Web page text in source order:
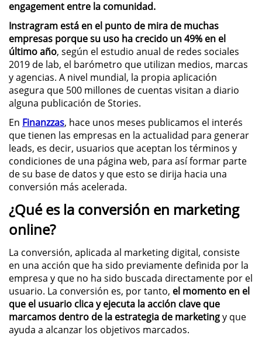
engagement entre la comunidad.
Instragram está en el punto de mira de muchas
empresas porque su uso ha crecido un 49% en el
último año, según el estudio anual de redes sociales
2019 de lab, el barómetro que utilizan medios, marcas
y agencias. A nivel mundial, la propia aplicación
asegura que 500 millones de cuentas visitan a diario
alguna publicación de Stories.
En Finanzzas, hace unos meses publicamos el interés
que tienen las empresas en la actualidad para generar
leads, es decir, usuarios que aceptan los términos y
condiciones de una página web, para así formar parte
de su base de datos y que esto se dirija hacia una
conversión más acelerada.
¿Qué es la conversión en marketing
online?
La conversión, aplicada al marketing digital, consiste
en una acción que ha sido previamente definida por la
empresa y que no ha sido buscada directamente por el
usuario. La conversión es, por tanto, el momento en el
que el usuario clica y ejecuta la acción clave que
marcamos dentro de la estrategia de marketingy que
ayuda a alcanzar los objetivos marcados.